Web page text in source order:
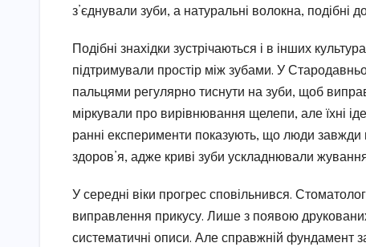
з’єднували зуби, а натуральні волокна,
Подібні знахідки зустрічаються і в інших
підтримували простір між зубами. У
пальцями регулярно тиснути на зуби, щоб
міркували про вирівнювання щелепи, але їхні
ранні експерименти показують, що люди завжди
здоров’я, адже криві зуби ускладнювали
У середні віки прогрес сповільнився.
виправлення прикусу. Лише з появою
систематичні описи. Але справжній фундамент